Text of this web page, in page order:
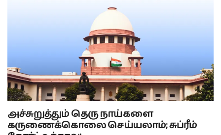
அச்சுறுத்தும் தெரு நாய்களை
கருணைக்கொலை செய்யலாம்; சுப்ரீம்